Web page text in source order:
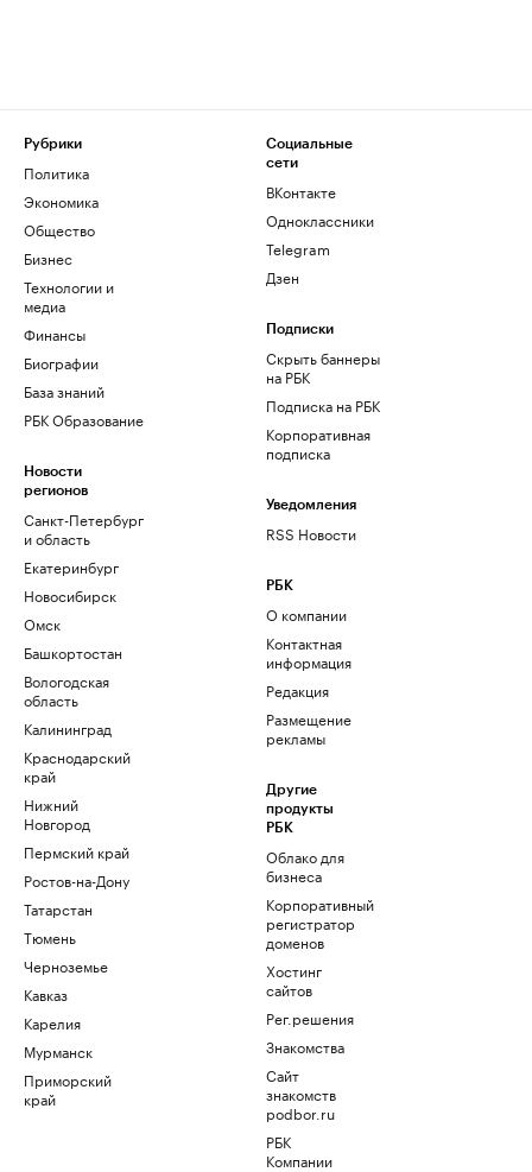
Рубрики
Политика
Экономика
Общество
Бизнес
Технологии и
медиа
Финансы
Биографии
База знаний
РБК Образование
Новости
регионов
Санкт-Петербург
и область
Екатеринбург
Новосибирск
Омск
Башкортостан
Вологодская
область
Калининград
Краснодарский
край
Нижний
Новгород
Пермский край
Ростов-на-Дону
Татарстан
Тюмень
Черноземье
Кавказ
Карелия
Мурманск
Приморский
край
Социальные
сети
ВКонтакте
Одноклассники
Telegram
Дзен
Подписки
Скрыть баннеры
на РБК
Подписка на РБК
Корпоративная
подписка
Уведомления
RSS Новости
РБК
О компании
Контактная
информация
Редакция
Размещение
рекламы
Другие
продукты
РБК
Облако для
бизнеса
Корпоративный
регистратор
доменов
Хостинг
сайтов
Рег.решения
Знакомства
Сайт
знакомств
podbor.ru
РБК
Компании